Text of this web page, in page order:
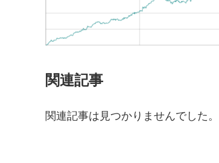
関連記事
関連記事は見つかりませんでした。